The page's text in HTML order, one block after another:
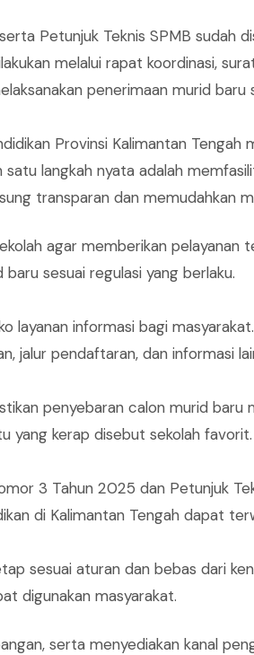
Petunjuk Teknis SPMB sudah
melalui rapat koordinasi,
penerimaan murid baru
Provinsi Kalimantan
langkah nyata adalah
transparan dan memudahkan
agar memberikan
sesuai regulasi yang berlaku.
layanan informasi bagi
jalur pendaftaran, dan informasi
penyebaran calon murid
yang kerap disebut sekolah favorit.
3 Tahun 2025 dan Petunjuk
di Kalimantan Tengah dapat
sesuai aturan dan bebas dari
digunakan masyarakat.
serta menyediakan kanal